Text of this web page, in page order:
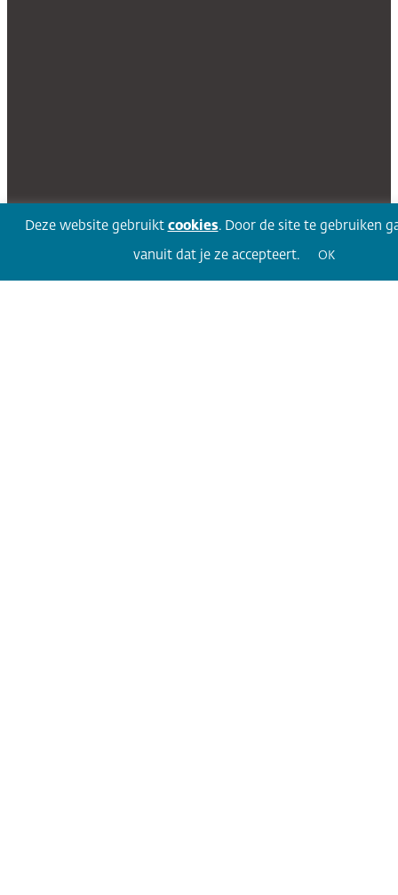
Deze website gebruikt cookies. Door de site te gebruiken
vanuit dat je ze accepteert. OK